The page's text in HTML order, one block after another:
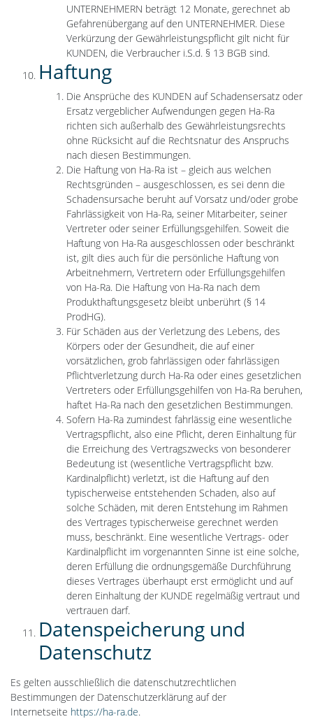
UNTERNEHMERN beträgt 12 Monate, gerechnet ab
Gefahrenübergang auf den UNTERNEHMER. Diese
Verkürzung der Gewährleistungspflicht gilt nicht für
KUNDEN, die Verbraucher i.S.d. § 13 BGB sind.
Haftung
Die Ansprüche des KUNDEN auf Schadensersatz oder
Ersatz vergeblicher Aufwendungen gegen Ha-Ra
richten sich außerhalb des Gewährleistungsrechts
ohne Rücksicht auf die Rechtsnatur des Anspruchs
nach diesen Bestimmungen.
Die Haftung von Ha-Ra ist – gleich aus welchen
Rechtsgründen – ausgeschlossen, es sei denn die
Schadensursache beruht auf Vorsatz und/oder grobe
Fahrlässigkeit von Ha-Ra, seiner Mitarbeiter, seiner
Vertreter oder seiner Erfüllungsgehilfen. Soweit die
Haftung von Ha-Ra ausgeschlossen oder beschränkt
ist, gilt dies auch für die persönliche Haftung von
Arbeitnehmern, Vertretern oder Erfüllungsgehilfen
von Ha-Ra. Die Haftung von Ha-Ra nach dem
Produkthaftungsgesetz bleibt unberührt (§ 14
ProdHG).
Für Schäden aus der Verletzung des Lebens, des
Körpers oder der Gesundheit, die auf einer
vorsätzlichen, grob fahrlässigen oder fahrlässigen
Pflichtverletzung durch Ha-Ra oder eines gesetzlichen
Vertreters oder Erfüllungsgehilfen von Ha-Ra beruhen,
haftet Ha-Ra nach den gesetzlichen Bestimmungen.
Sofern Ha-Ra zumindest fahrlässig eine wesentliche
Vertragspflicht, also eine Pflicht, deren Einhaltung für
die Erreichung des Vertragszwecks von besonderer
Bedeutung ist (wesentliche Vertragspflicht bzw.
Kardinalpflicht) verletzt, ist die Haftung auf den
typischerweise entstehenden Schaden, also auf
solche Schäden, mit deren Entstehung im Rahmen
des Vertrages typischerweise gerechnet werden
muss, beschränkt. Eine wesentliche Vertrags- oder
Kardinalpflicht im vorgenannten Sinne ist eine solche,
deren Erfüllung die ordnungsgemäße Durchführung
dieses Vertrages überhaupt erst ermöglicht und auf
deren Einhaltung der KUNDE regelmäßig vertraut und
vertrauen darf.
Datenspeicherung und
Datenschutz
Es gelten ausschließlich die datenschutzrechtlichen
Bestimmungen der Datenschutzerklärung auf der
Internetseite https://ha-ra.de.